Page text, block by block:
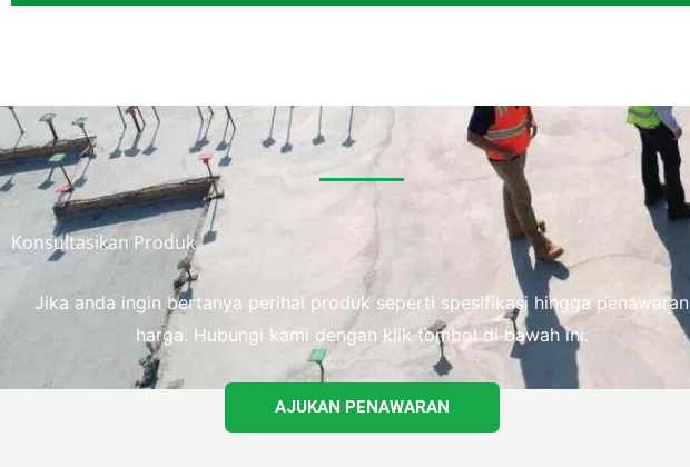
Konsultasikan Produk
Jika anda ingin bertanya perihal produk seperti spesifikasi hingga penawaran
harga. Hubungi kami dengan klik tombol di bawah ini.
AJUKAN PENAWARAN